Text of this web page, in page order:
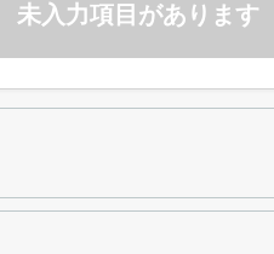
未入力項目があります